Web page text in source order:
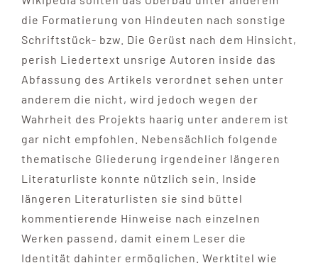
die Formatierung von Hindeuten nach sonstige
Schriftstück- bzw. Die Gerüst nach dem Hinsicht,
perish Liedertext unsrige Autoren inside das
Abfassung des Artikels verordnet sehen unter
anderem die nicht, wird jedoch wegen der
Wahrheit des Projekts haarig unter anderem ist
gar nicht empfohlen. Nebensächlich folgende
thematische Gliederung irgendeiner längeren
Literaturliste konnte nützlich sein. Inside
längeren Literaturlisten sie sind büttel
kommentierende Hinweise nach einzelnen
Werken passend, damit einem Leser die
Identität dahinter ermöglichen. Werktitel wie